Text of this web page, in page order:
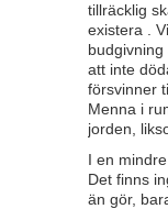
tillräcklig
existera .
att inte
försvinner
Menna i
jorden,
I en
Det finns
än gör,